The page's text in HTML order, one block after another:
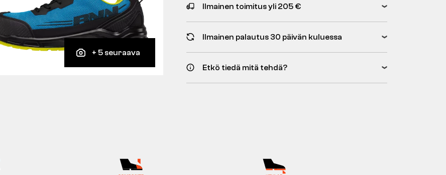
+ 5 seuraava
Ilmainen toimitus yli 205 €
Ilmainen palautus 30 päivän kuluessa
Etkö tiedä mitä tehdä?